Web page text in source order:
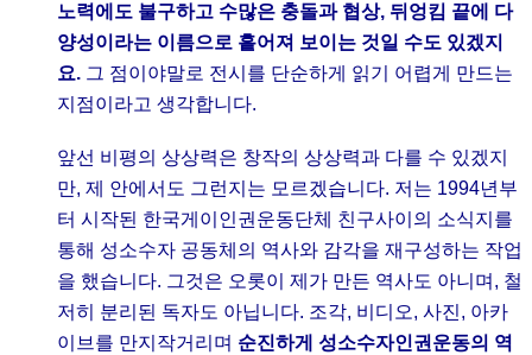
노력에도 불구하고 수많은 충돌과 협상, 뒤엉킴 끝에 다
양성이라는 이름으로 흩어져 보이는 것일 수도 있겠지
요. 그 점이야말로 전시를 단순하게 읽기 어렵게 만드는
지점이라고 생각합니다.
앞선 비평의 상상력은 창작의 상상력과 다를 수 있겠지
만, 제 안에서도 그런지는 모르겠습니다. 저는 1994년부
터 시작된 한국게이인권운동단체 친구사이의 소식지를
통해 성소수자 공동체의 역사와 감각을 재구성하는 작업
을 했습니다. 그것은 오롯이 제가 만든 역사도 아니며, 철
저히 분리된 독자도 아닙니다. 조각, 비디오, 사진, 아카
이브를 만지작거리며 순진하게 성소수자인권운동의 역